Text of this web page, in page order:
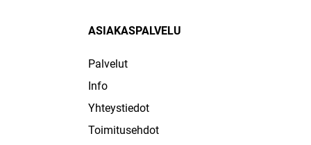
ASIAKASPALVELU
Palvelut
Info
Yhteystiedot
Toimitusehdot